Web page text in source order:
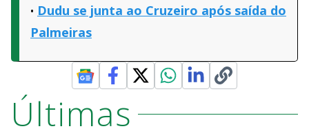
Dudu se junta ao Cruzeiro após saída do
Palmeiras
Últimas